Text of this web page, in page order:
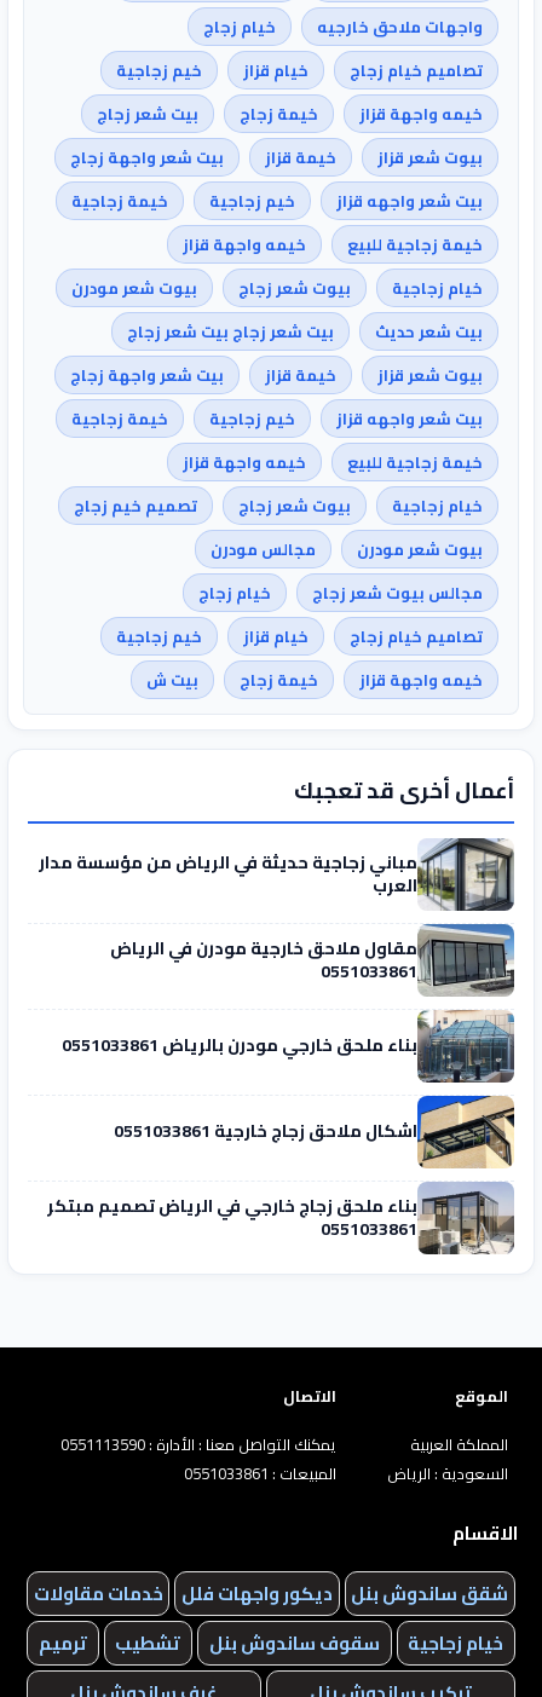
واجهات ملاحق خارجيه
خيام زجاج
تصاميم خيام زجاج
خيام قزاز
خيم زجاجية
خيمه واجهة قزاز
خيمة زجاج
بيت شعر زجاج
بيوت شعر قزاز
خيمة قزاز
بيت شعر واجهة زجاج
بيت شعر واجهه قزاز
خيم زجاجية
خيمة زجاجية
خيمة زجاجية للبيع
خيمه واجهة قزاز
خيام زجاجية
بيوت شعر زجاج
بيوت شعر مودرن
بيت شعر حديث
بيت شعر زجاج بيت شعر زجاج
بيوت شعر قزاز
خيمة قزاز
بيت شعر واجهة زجاج
بيت شعر واجهه قزاز
خيم زجاجية
خيمة زجاجية
خيمة زجاجية للبيع
خيمه واجهة قزاز
خيام زجاجية
بيوت شعر زجاج
تصميم خيم زجاج
بيوت شعر مودرن
مجالس مودرن
مجالس بيوت شعر زجاج
خيام زجاج
تصاميم خيام زجاج
خيام قزاز
خيم زجاجية
خيمه واجهة قزاز
خيمة زجاج بيت ش
أعمال أخرى قد تعجبك
مباني زجاجية حديثة في الرياض من مؤسسة مدار
العرب
مقاول ملاحق خارجية مودرن في الرياض
0551033861
بناء ملحق خارجي مودرن بالرياض 0551033861
اشكال ملاحق زجاج خارجية 0551033861
بناء ملحق زجاج خارجي في الرياض تصميم مبتكر
0551033861
الموقع
الاتصال
المملكة العربية
السعودية : الرياض
يمكنك التواصل معنا : الأدارة : 0551113590
المبيعات : 0551033861
الاقسام
شقق ساندوش بنل ديكور واجهات فلل خدمات مقاولات
خيام زجاجية
سقوف ساندوش بنل تشطيب
ترميم